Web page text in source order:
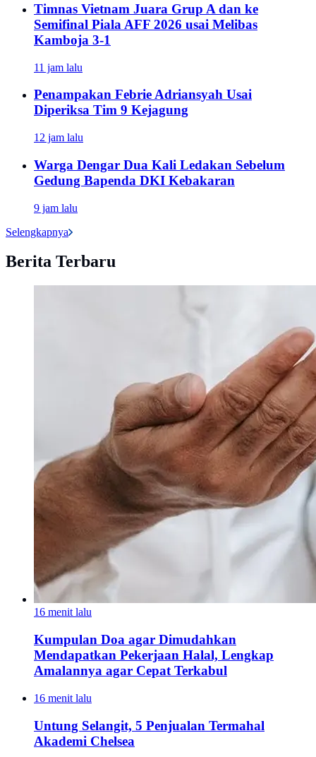
Timnas Vietnam Juara Grup A dan ke
Semifinal Piala AFF 2026 usai Melibas
Kamboja 3-1
11 jam lalu
Penampakan Febrie Adriansyah Usai
Diperiksa Tim 9 Kejagung
12 jam lalu
Warga Dengar Dua Kali Ledakan Sebelum
Gedung Bapenda DKI Kebakaran
9 jam lalu
Selengkapnya
Berita Terbaru
16 menit lalu
Kumpulan Doa agar Dimudahkan
Mendapatkan Pekerjaan Halal, Lengkap
Amalannya agar Cepat Terkabul
16 menit lalu
Untung Selangit, 5 Penjualan Termahal
Akademi Chelsea